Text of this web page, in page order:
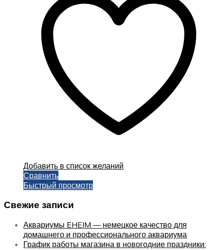
Добавить в список желаний
Сравнить
Быстрый просмотр
Свежие записи
Аквариумы EHEIM — немецкое качество для
домашнего и профессионального аквариума
График работы магазина в новогодние праздники: